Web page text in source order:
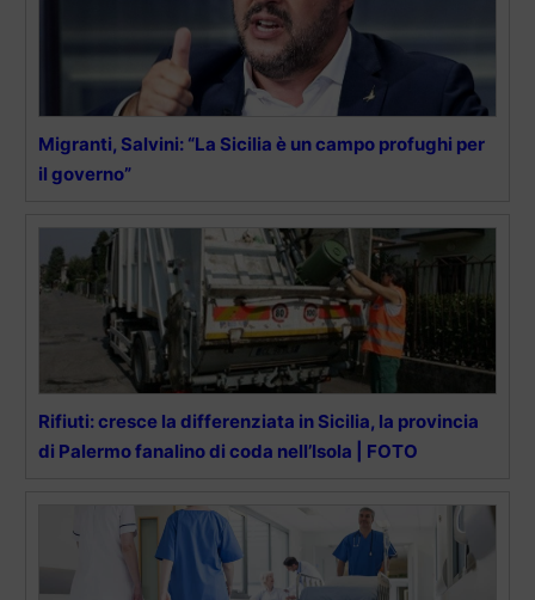
Migranti, Salvini: “La Sicilia è un campo profughi per
il governo”
Rifiuti: cresce la differenziata in Sicilia, la provincia
di Palermo fanalino di coda nell’Isola | FOTO